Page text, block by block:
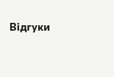
Відгуки